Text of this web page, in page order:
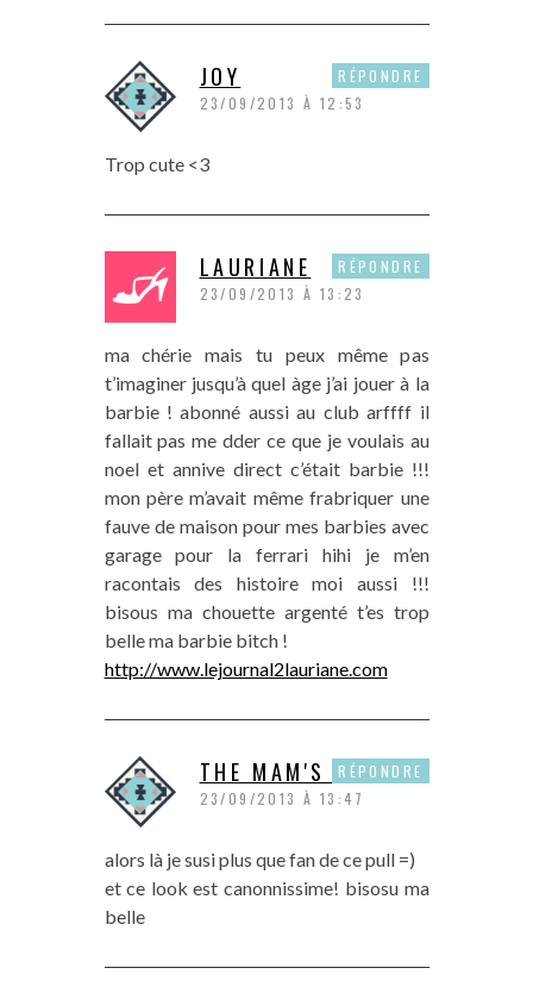
JOY
23/09/2013 À 12:53
Trop cute <3
RÉPONDRE
LAURIANE
23/09/2013 À 13:23
ma chérie mais tu peux même pas
t’imaginer jusqu’à quel àge j’ai jouer à la
barbie ! abonné aussi au club arffff il
fallait pas me dder ce que je voulais au
noel et annive direct c’était barbie !!!
mon père m’avait même frabriquer une
fauve de maison pour mes barbies avec
garage pour la ferrari hihi je m’en
racontais des histoire moi aussi !!!
bisous ma chouette argenté t’es trop
belle ma barbie bitch !
http://www.lejournal2lauriane.com
RÉPONDRE
THE MAM'S SHOW
23/09/2013 À 13:47
alors là je susi plus que fan de ce pull =)
et ce look est canonnissime! bisosu ma
belle
RÉPONDRE